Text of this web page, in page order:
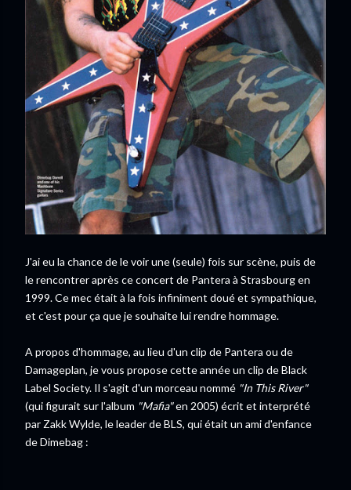
J'ai eu la chance de le voir une (seule) fois sur scène, puis de
le rencontrer après ce concert de Pantera à Strasbourg en
1999. Ce mec était à la fois infiniment doué et sympathique,
et c'est pour ça que je souhaite lui rendre hommage.
A propos d'hommage, au lieu d'un clip de Pantera ou de
Damageplan, je vous propose cette année un clip de Black
Label Society. Il s'agit d'un morceau nommé "In This River"
(qui figurait sur l'album "Mafia"en 2005) écrit et interprété
par Zakk Wylde, le leader de BLS, qui était un ami d'enfance
de Dimebag :